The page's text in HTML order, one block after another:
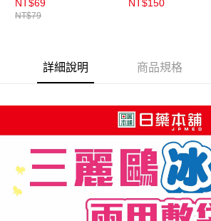
NT$69
NT$79
NT$150
詳細說明 商品規格